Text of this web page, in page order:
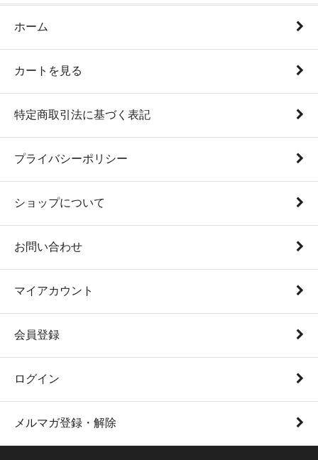
ホーム
カートを見る
特定商取引法に基づく表記
プライバシーポリシー
ショップについて
お問い合わせ
マイアカウント
会員登録
ログイン
メルマガ登録・解除